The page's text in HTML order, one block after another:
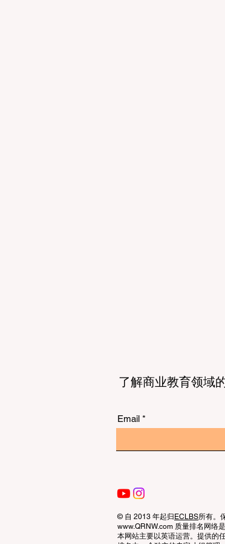
了解商业教育领域
Email
© 自 2013 年起归ECLBS所有。
www.QRNW.com 质量排名网络
本网站主要以英语运营。提供的